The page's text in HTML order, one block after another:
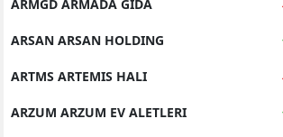
ARMGD ARMADA GIDA
ARSAN ARSAN HOLDING
ARTMS ARTEMIS HALI
ARZUM ARZUM EV ALETLERI